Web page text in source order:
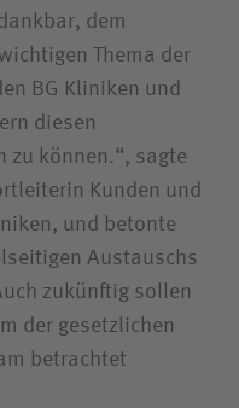
dem
Thema der
BG Kliniken und
diesen
zu können.“, sagte
Kunden und
und betonte
Austauschs
zukünftig sollen
der gesetzlichen
betrachtet